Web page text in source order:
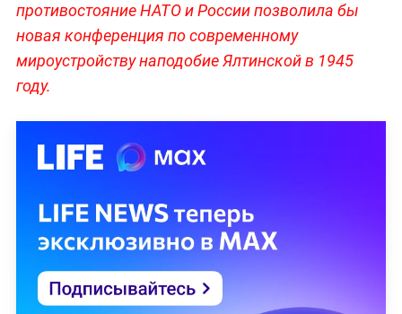
противостояние НАТО и России позволила бы
новая конференция по современному
мироустройству наподобие Ялтинской в 1945
году.